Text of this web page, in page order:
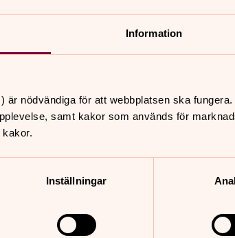
Information
är nödvändiga för att webbplatsen ska
samt kakor som används för
Inställningar
Säve kyrka
Backa kyrka
Hitta
Sidkarta